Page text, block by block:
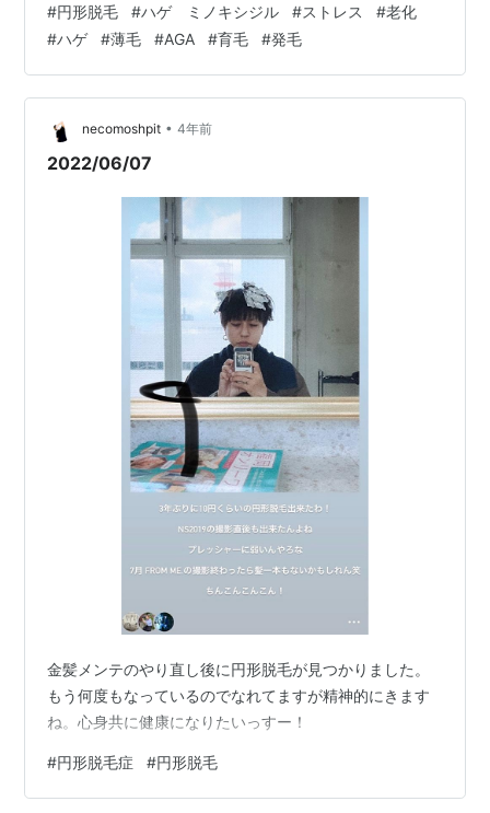
ち大小合わせ計5カ所!! これは現実なのか？？一瞬目の前
が真っ暗になりました… パニックになりながら色々と調
べてるうちに分かったのは、 円形脱毛症は免疫の異常に
よって毛根を異物と間違えて攻撃してしまうために発症
する ということ。 ふと最近読んだ「コロナワクチンの接
種によって髪の毛が…
#円形脱毛 #ハゲ ミノキシジル #ストレス #老化
#ハゲ #薄毛 #AGA #育毛 #発毛
necomoshpit • 4年前
2022/06/07
金髪メンテのやり直し後に円形脱毛が見つかりました。
もう何度もなっているのでなれてますが精神的にきます
ね。心身共に健康になりたいっすー！
#円形脱毛症 #円形脱毛